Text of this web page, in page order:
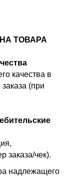
ТОВАРА
качества в
(при
заказа/чек).
надлежащего